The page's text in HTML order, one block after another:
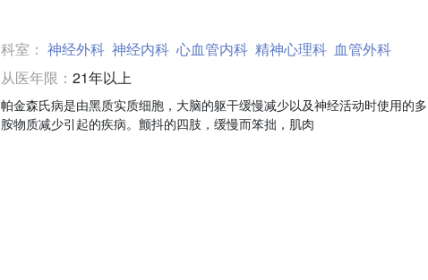
科室： 神经外科 神经内科 心血管内科 精神心理科 血管外科
从医年限： 21年以上
帕金森氏病是由黑质实质细胞，大脑的躯干缓慢减少以及神经活动时使用的
胺物质减少引起的疾病。颤抖的四肢，缓慢而笨拙，肌肉